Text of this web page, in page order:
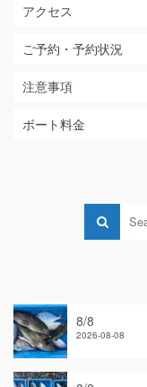
アクセス
ご予約・予約状況
注意事項
ボート料金
8/8
2026-08-08